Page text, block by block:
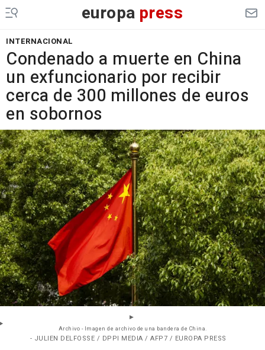
europa press
INTERNACIONAL
Condenado a muerte en China
un exfuncionario por recibir
cerca de 300 millones de euros
en sobornos
Archivo - Imagen de archivo de una bandera de China.
- JULIEN DELFOSSE / DPPI MEDIA / AFP7 / EUROPA PRESS